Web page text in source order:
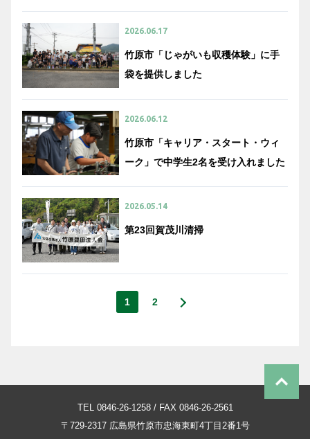
2026.06.17
竹原市「じゃがいも収穫体験」に手
袋を提供しました
2026.06.12
竹原市「キャリア・スタート・ウィ
ーク」で中学生2名を受け入れました
2026.05.14
第23回賀茂川清掃
1 2
TEL 0846-26-1258 / FAX 0846-26-2561
〒729-2317広島県竹原市忠海東町4丁目2番1号